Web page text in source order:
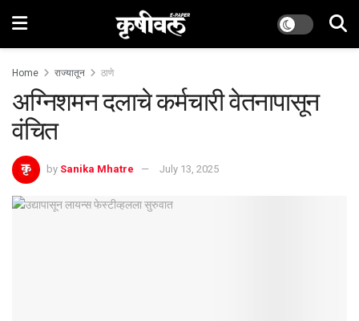
Home राज्यातून ठाणे
अग्निशमन दलाचे कर्मचारी वेतनापासून
वंचित
by Sanika Mhatre July 13, 2025